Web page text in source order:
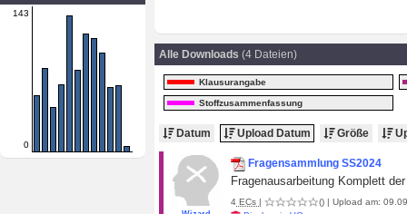
143
0
Alle Downloads (4 Dateien)
Klausurangabe
Stoffzusammenfassung
Datum Upload Datum Größe
Fragensammlung SS2024
Fragenausarbeitung Komplett
4 ECs | () | Upload am: